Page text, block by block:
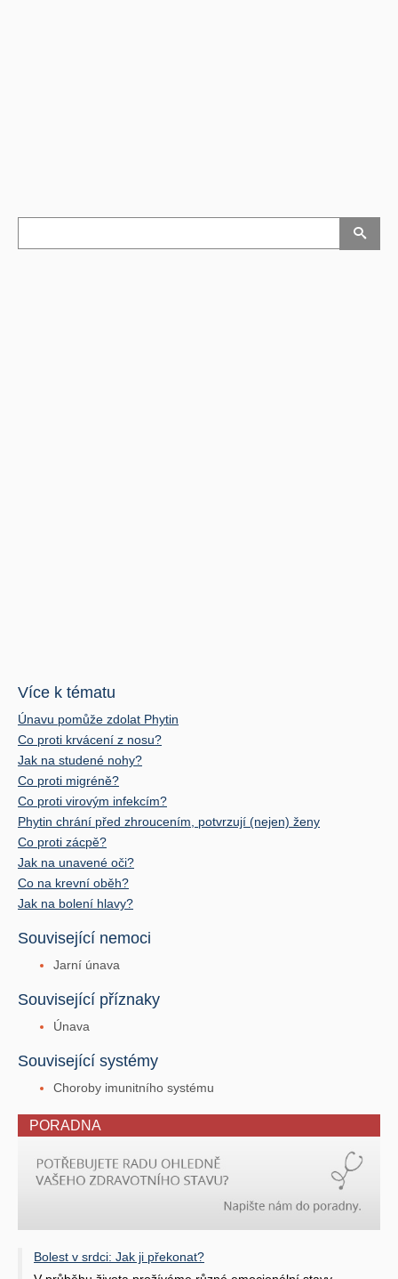
Více k tématu
Únavu pomůže zdolat Phytin
Co proti krvácení z nosu?
Jak na studené nohy?
Co proti migréně?
Co proti virovým infekcím?
Phytin chrání před zhroucením, potvrzují (nejen) ženy
Co proti zácpě?
Jak na unavené oči?
Co na krevní oběh?
Jak na bolení hlavy?
Související nemoci
Jarní únava
Související příznaky
Únava
Související systémy
Choroby imunitního systému
PORADNA
Bolest v srdci: Jak ji překonat?